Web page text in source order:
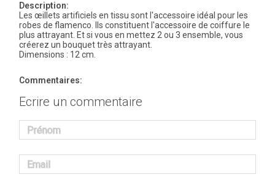
Description:
Les œillets artificiels en tissu sont l'accessoire idéal pour les
robes de flamenco. Ils constituent l'accessoire de coiffure le
plus attrayant. Et si vous en mettez 2 ou 3 ensemble, vous
créerez un bouquet très attrayant.
Dimensions : 12 cm.
Commentaires:
Ecrire un commentaire
Prénom
Email